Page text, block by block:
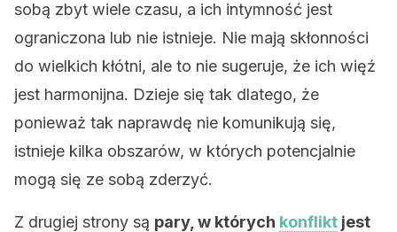
sobą zbyt wiele czasu, a ich intymność jest
ograniczona lub nie istnieje. Nie mają skłonności
do wielkich kłótni, ale to nie sugeruje, że ich więź
jest harmonijna. Dzieje się tak dlatego, że
ponieważ tak naprawdę nie komunikują się,
istnieje kilka obszarów, w których potencjalnie
mogą się ze sobą zderzyć.
Z drugiej strony są pary, w których konflikt jest